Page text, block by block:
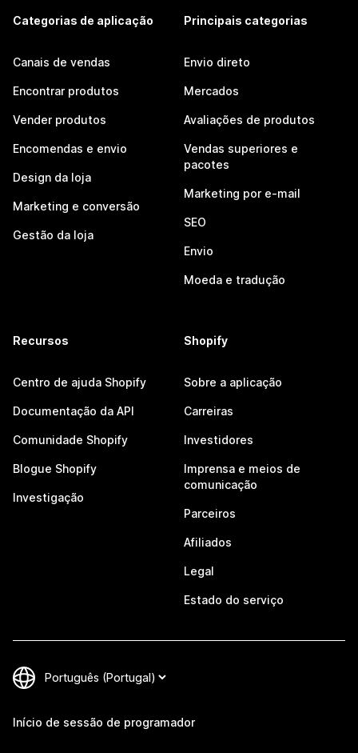
Categorias de aplicação
Canais de vendas
Encontrar produtos
Vender produtos
Encomendas e envio
Design da loja
Marketing e conversão
Gestão da loja
Principais categorias
Envio direto
Mercados
Avaliações de produtos
Vendas superiores e
pacotes
Marketing por e-mail
SEO
Envio
Moeda e tradução
Recursos
Centro de ajuda Shopify
Documentação da API
Comunidade Shopify
Blogue Shopify
Investigação
Shopify
Sobre a aplicação
Carreiras
Investidores
Imprensa e meios de
comunicação
Parceiros
Afiliados
Legal
Estado do serviço
Início de sessão de programador